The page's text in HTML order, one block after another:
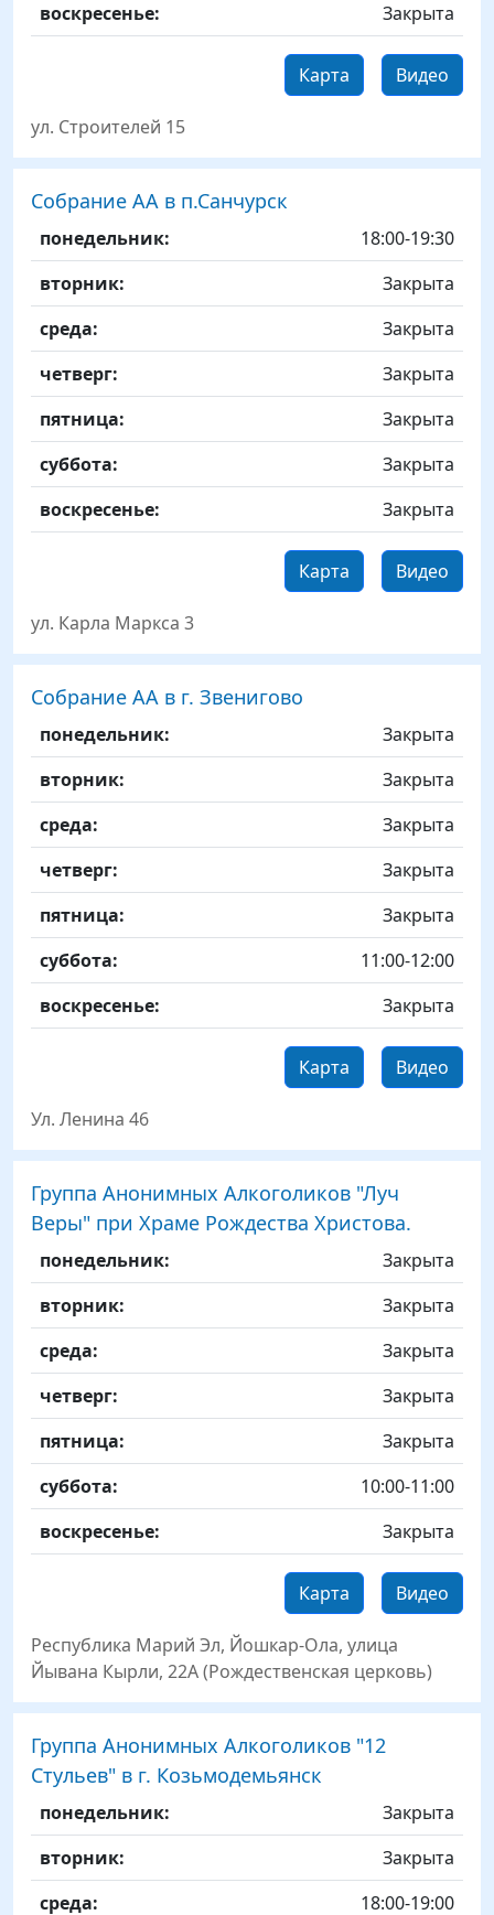
воскресенье:
Закрыта
Видео
Карта
ул. Строителей 15
Собрание АА в п.Санчурск
понедельник:
18:00-19:30
вторник:
Закрыта
среда:
Закрыта
четверг:
Закрыта
пятница:
Закрыта
суббота:
Закрыта
воскресенье:
Закрыта
Видео
Карта
ул. Карла Маркса 3
Собрание АА в г. Звенигово
понедельник:
Закрыта
вторник:
Закрыта
среда:
Закрыта
четверг:
Закрыта
пятница:
Закрыта
суббота:
11:00-12:00
воскресенье:
Закрыта
Видео
Карта
Ул. Ленина 46
Группа Анонимных Алкоголиков "Луч
Веры" при Храме Рождества Христова.
понедельник:
Закрыта
вторник:
Закрыта
среда:
Закрыта
четверг:
Закрыта
пятница:
Закрыта
суббота:
10:00-11:00
воскресенье:
Закрыта
Видео
Карта
Республика Марий Эл, Йошкар-Ола, улица
Йывана Кырли, 22А (Рождественская церковь)
Группа Анонимных Алкоголиков "12
Стульев" в г. Козьмодемьянск
понедельник:
Закрыта
вторник:
Закрыта
среда:
18:00-19:00